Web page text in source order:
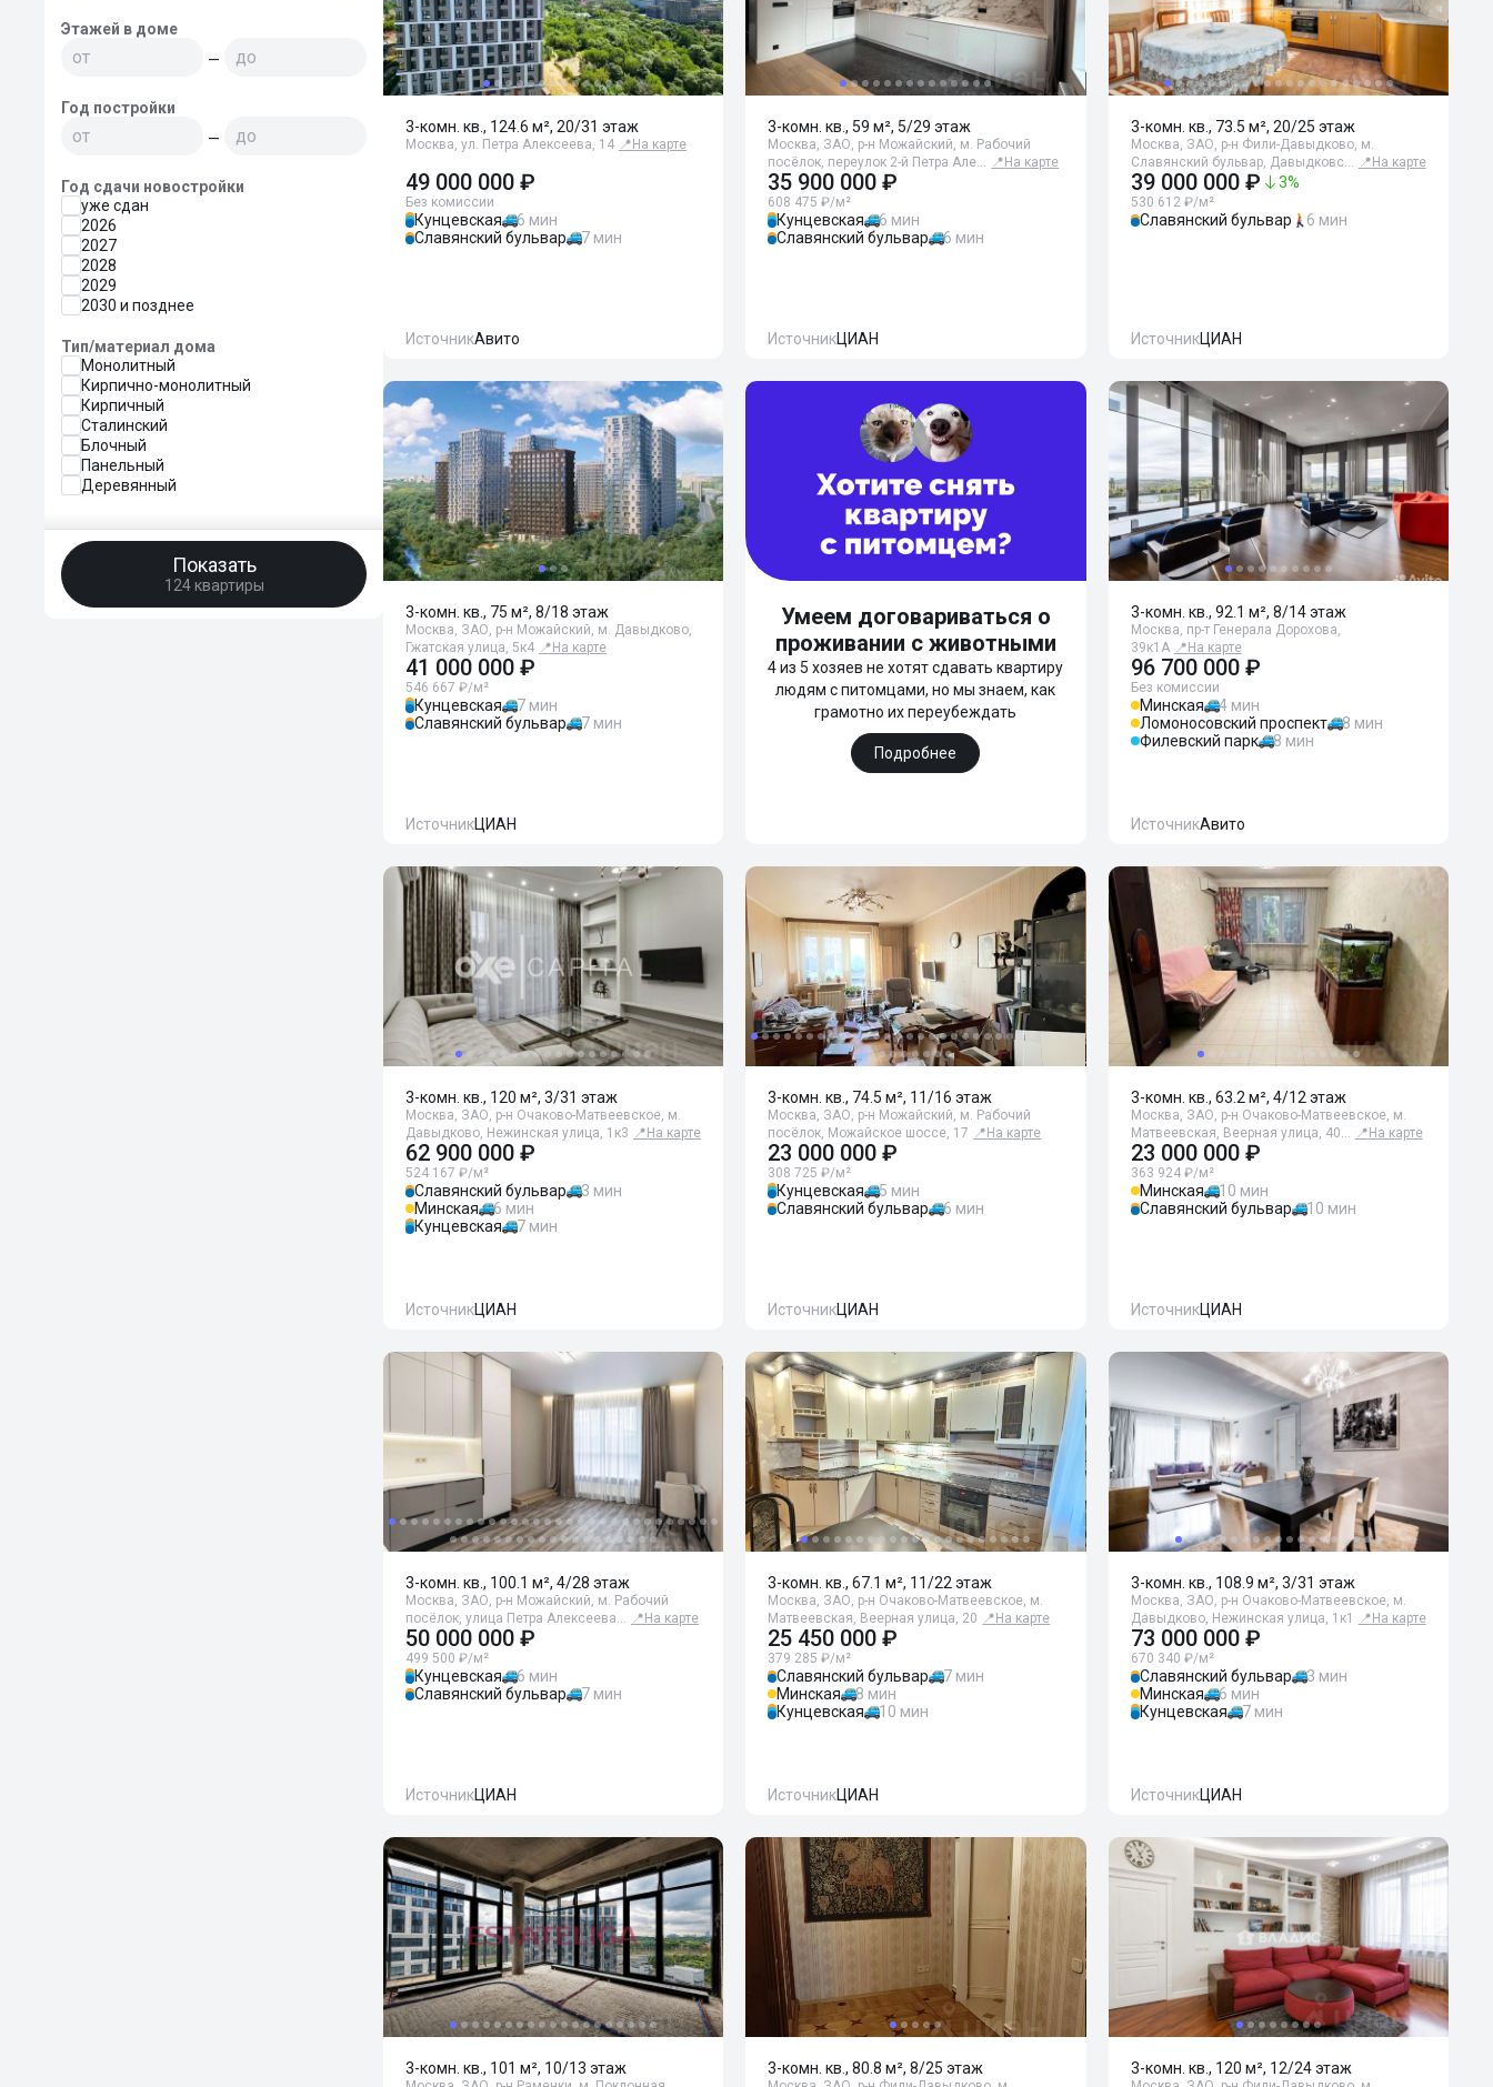
Этажей в доме
—
Год постройки
—
Год сдачи новостройки
уже сдан
2026
2027
2028
2029
2030 и позднее
Тип/материал дома
Монолитный
Кирпично-монолитный
Кирпичный
Сталинский
Блочный
Панельный
Деревянный
Показать
124 квартиры
3-комн. кв., 124.6 м², 20/31 этаж
Москва, ул. Петра Алексеева, 14 📍 На карте
49 000 000 ₽
Без комиссии
Кунцевская
6 мин
Славянский бульвар
7 мин
ИсточникАвито
3-комн. кв., 59 м², 5/29 этаж
Москва, ЗАО, р-н Можайский, м. Рабочий
посёлок, переулок 2-й Петра Але… 📍 На карте
35 900 000 ₽
608 475 ₽/м²
Кунцевская
6 мин
Славянский бульвар
6 мин
ИсточникЦИАН
3-комн. кв., 73.5 м², 20/25 этаж
Москва, ЗАО, р-н Фили-Давыдково, м.
Славянский бульвар, Давыдковс… 📍 На карте
39 000 000 ₽ 3%
530 612 ₽/м²
Славянский бульвар 6 мин
ИсточникЦИАН
3-комн. кв., 75 м², 8/18 этаж
Москва, ЗАО, р-н Можайский, м. Давыдково,
Гжатская улица, 5к4 📍 На карте
41 000 000 ₽
546 667 ₽/м²
Кунцевская
7 мин
Славянский бульвар
7 мин
ИсточникЦИАН
Умеем договариваться о
проживании с животными
4 из 5 хозяев не хотят сдавать квартиру
людям с питомцами, но мы знаем, как
грамотно их переубеждать
Подробнее
3-комн. кв., 92.1 м², 8/14 этаж
Москва, пр-т Генерала Дорохова,
39к1А 📍 На карте
96 700 000 ₽
Без комиссии
Минская
4 мин
Ломоносовский проспект
8 мин
Филевский парк
8 мин
ИсточникАвито
3-комн. кв., 120 м², 3/31 этаж
Москва, ЗАО, р-н Очаково-Матвеевское, м.
Давыдково, Нежинская улица, 1к3 📍 На карте
62 900 000 ₽
524 167 ₽/м²
Славянский бульвар
3 мин
Минская
6 мин
Кунцевская
7 мин
ИсточникЦИАН
3-комн. кв., 74.5 м², 11/16 этаж
Москва, ЗАО, р-н Можайский, м. Рабочий
посёлок, Можайское шоссе, 17 📍 На карте
23 000 000 ₽
308 725 ₽/м²
Кунцевская
5 мин
Славянский бульвар
6 мин
ИсточникЦИАН
3-комн. кв., 63.2 м², 4/12 этаж
Москва, ЗАО, р-н Очаково-Матвеевское, м.
Матвеевская, Веерная улица, 40… 📍 На карте
23 000 000 ₽
363 924 ₽/м²
Минская
10 мин
Славянский бульвар
10 мин
ИсточникЦИАН
3-комн. кв., 100.1 м², 4/28 этаж
Москва, ЗАО, р-н Можайский, м. Рабочий
посёлок, улица Петра Алексеева… 📍 На карте
50 000 000 ₽
499 500 ₽/м²
Кунцевская
6 мин
Славянский бульвар
7 мин
ИсточникЦИАН
3-комн. кв., 67.1 м², 11/22 этаж
Москва, ЗАО, р-н Очаково-Матвеевское, м.
Матвеевская, Веерная улица, 20 📍 На карте
25 450 000 ₽
379 285 ₽/м²
Славянский бульвар
7 мин
Минская
8 мин
Кунцевская
10 мин
ИсточникЦИАН
3-комн. кв., 108.9 м², 3/31 этаж
Москва, ЗАО, р-н Очаково-Матвеевское, м.
Давыдково, Нежинская улица, 1к1
📍 На карте
73 000 000 ₽
670 340 ₽/м²
Славянский бульвар
3 мин
Минская
6 мин
Кунцевская
7 мин
ИсточникЦИАН
3-комн. кв., 101 м², 10/13 этаж 3-комн. кв., 80.8 м², 8/25 этаж 3-комн. кв., 120 м², 12/24 этаж